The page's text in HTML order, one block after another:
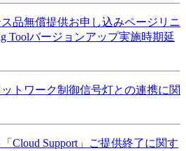
品無償提供お申し込みページリニ
Toolバージョンアップ実施時期延
トワーク制御信号灯との連携に関
Cloud Support」ご提供終了に関す